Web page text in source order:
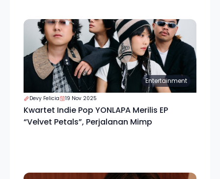
Entertainment
Devy Felicia 19 Nov 2025
Kwartet Indie Pop YONLAPA Merilis EP
“Velvet Petals”, Perjalanan Mimp